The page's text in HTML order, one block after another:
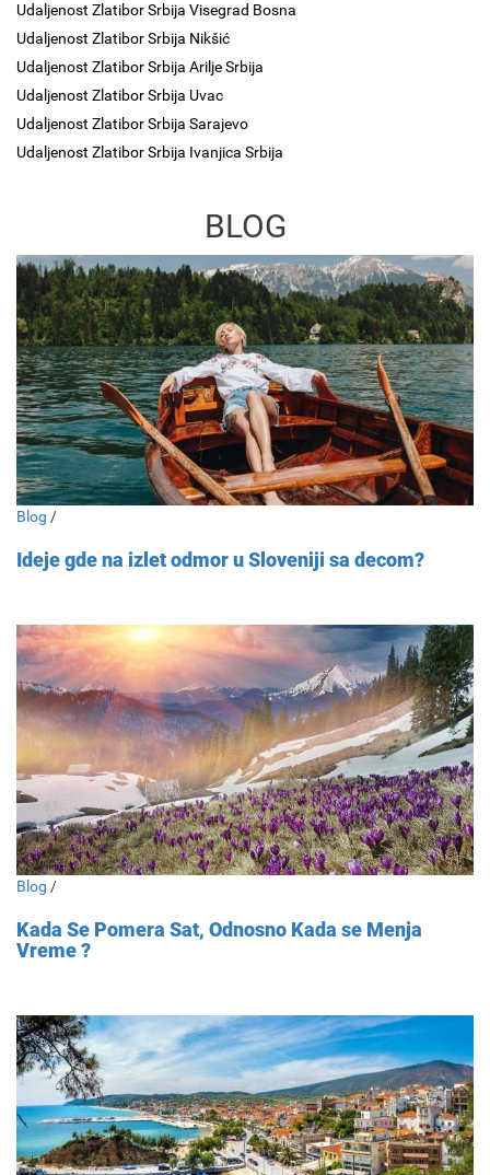
Udaljenost Zlatibor Srbija Visegrad Bosna
Udaljenost Zlatibor Srbija Nikšić
Udaljenost Zlatibor Srbija Arilje Srbija
Udaljenost Zlatibor Srbija Uvac
Udaljenost Zlatibor Srbija Sarajevo
Udaljenost Zlatibor Srbija Ivanjica Srbija
BLOG
Blog /
Ideje gde na izlet odmor u Sloveniji sa decom?
Blog /
Kada Se Pomera Sat, Odnosno Kada se Menja
Vreme ?